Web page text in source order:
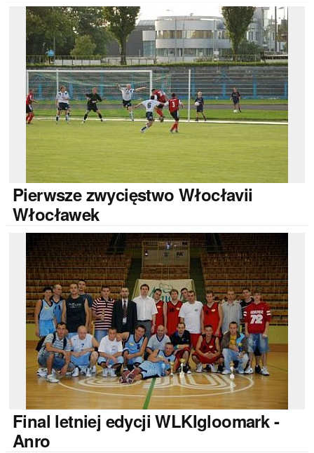
Pierwszezwycięstwo Włocłavii
Włocławek
Final letniej edycji WLKIgloomark -
Anro